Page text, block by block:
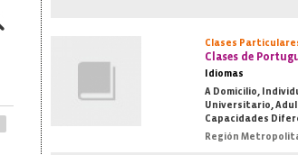
Clases
Clases de
Idiomas
A Domicilio,
Universitario,
Capacidades
Región